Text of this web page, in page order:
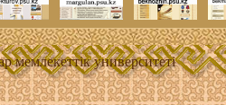
университеті